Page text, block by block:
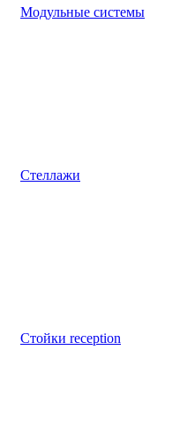
Модульные системы
Стеллажи
Стойки reception